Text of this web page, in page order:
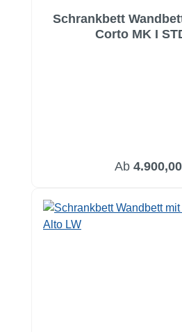
Schrankbett
Corto MK I
Ab